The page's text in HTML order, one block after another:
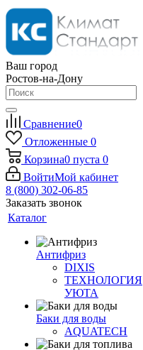
Ваш город
Ростов-на-Дону
Сравнение0
Отложенные 0
Корзина0 пуста 0
ВойтиМой кабинет
8 (800) 302-06-85
Заказать звонок
Каталог
Антифриз
DIXIS
ТЕХНОЛОГИЯ
УЮТА
Баки для воды
AQUATECH